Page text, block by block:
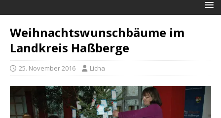
Weihnachtswunschbäume im
Landkreis Haßberge
25. November 2016 Licha